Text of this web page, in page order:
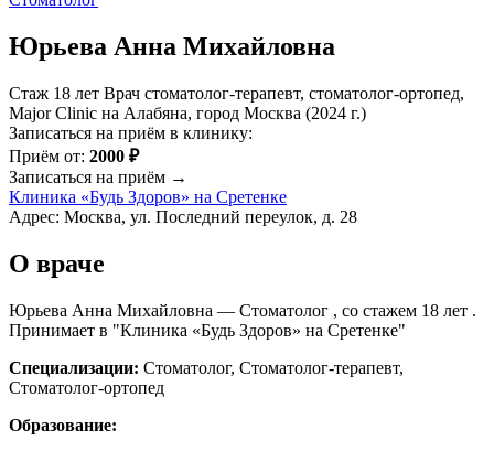
Юрьева Анна Михайловна
Стаж 18 лет Врач стоматолог-терапевт, стоматолог-ортопед,
Major Clinic на Алабяна, город Москва (2024 г.)
Записаться на приём в клинику:
Приём от: 2000 ₽
Записаться на приём →
Клиника «Будь Здоров» на Сретенке
Адрес: Москва, ул. Последний переулок, д. 28
О враче
Юрьева Анна Михайловна — Стоматолог , со стажем 18 лет .
Принимает в "Клиника «Будь Здоров» на Сретенке"
Специализации: Стоматолог, Стоматолог-терапевт,
Стоматолог-ортопед
Образование: